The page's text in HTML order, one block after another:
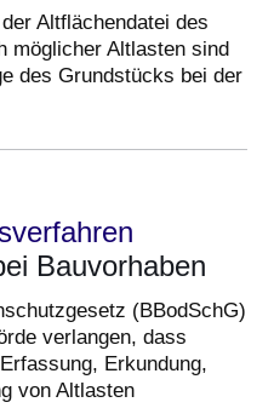
Altflächendatei des
möglicher Altlasten sind
des Grundstücks bei der
Bauvorhaben
(BBodSchG)
verlangen, dass
Erkundung,
von Altlasten